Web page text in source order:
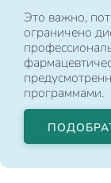
Это важно,
ограничено
программами.